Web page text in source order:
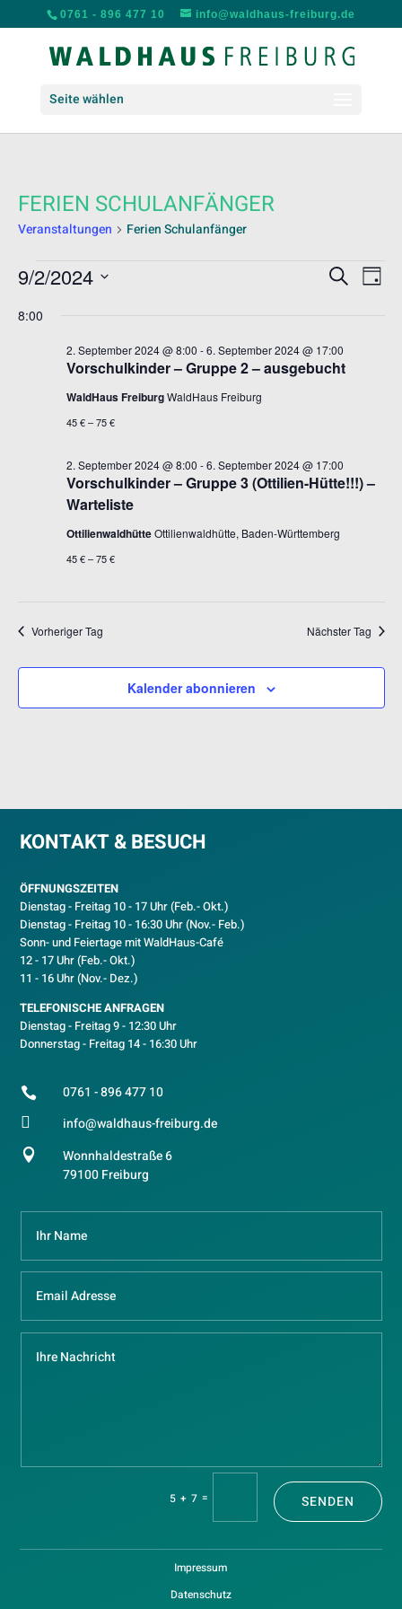
0761 - 896 477 10 info@waldhaus-freiburg.de
Seite wählen
FERIEN SCHULANFÄNGER
Veranstaltungen Ferien Schulanfänger
VERANSTALTUNGEN
FÜR
2.
SEPTEMBER
SUCHE
SucheTag
9/2/2024
wählen.
8:00
Vorschulkinder – Gruppe 2 – ausgebucht
2. September 2024 @ 8:00 -6. September 2024 @ 17:00
WaldHaus FreiburgWaldHaus Freiburg
45 € – 75 €
Vorschulkinder – Gruppe 3 (Ottilien-Hütte!!!) –
Warteliste
2. September 2024 @ 8:00 -6. September 2024 @ 17:00
OttilienwaldhütteOttilienwaldhütte, Baden-Württemberg
45 € – 75 €
Vorheriger Tag Nächster Tag
Kalender abonnieren
KONTAKT & BESUCH
ÖFFNUNGSZEITEN
Dienstag - Freitag 10 - 17 Uhr (Feb.- Okt.)
Dienstag - Freitag 10 - 16:30 Uhr (Nov.- Feb.)
Sonn- und Feiertage mit WaldHaus-Café
12 - 17 Uhr (Feb.- Okt.)
11 - 16 Uhr (Nov.- Dez.)
TELEFONISCHE ANFRAGEN
Dienstag - Freitag 9 - 12:30 Uhr
Donnerstag - Freitag 14 - 16:30 Uhr
 0761 - 896 477 10
 info@waldhaus-freiburg.de

Wonnhaldestraße 6
79100 Freiburg
5 + 7 = SENDEN
Impressum
Datenschutz